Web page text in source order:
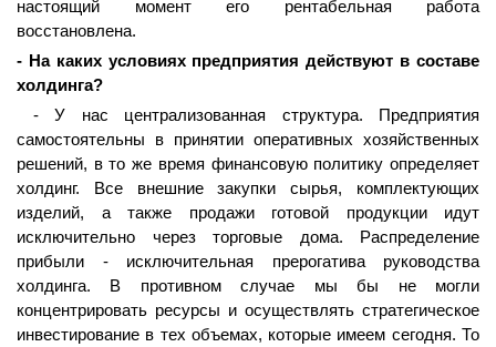
настоящий момент его рентабельная работа
восстановлена.
- На каких условиях предприятия действуют в составе
холдинга?
- У нас централизованная структура. Предприятия
самостоятельны в принятии оперативных хозяйственных
решений, в то же время финансовую политику определяет
холдинг. Все внешние закупки сырья, комплектующих
изделий, а также продажи готовой продукции идут
исключительно через торговые дома. Распределение
прибыли - исключительная прерогатива руководства
холдинга. В противном случае мы бы не могли
концентрировать ресурсы и осуществлять стратегическое
инвестирование в тех объемах, которые имеем сегодня. То